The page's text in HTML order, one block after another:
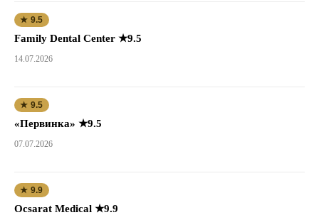
★ 9.5
Family Dental Center ★9.5
14.07.2026
★ 9.5
«Первинка» ★9.5
07.07.2026
★ 9.9
Ocsarat Medical ★9.9